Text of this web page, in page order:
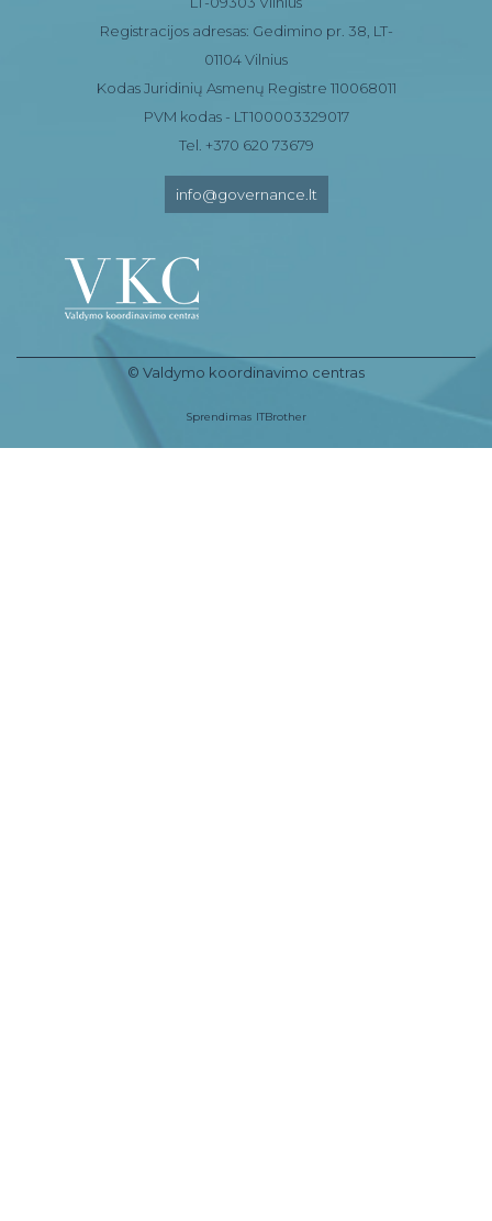
Registracijos adresas: Gedimino pr. 38, LT-
01104 Vilnius
Kodas Juridinių Asmenų Registre 110068011
PVM kodas - LT100003329017
Tel. +370 620 73679
info@governance.lt
© Valdymo koordinavimo centras
Sprendimas ITBrother